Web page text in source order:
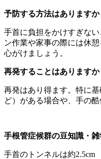
予防する方法はありますか
手首に負担をかけすぎな
ン作業や家事の際には休
心がけましょう。
再発することはありますか
再発はあり得ます。特に
ど）がある場合や、手の
手根管症候群の豆知識・雑
手首のトンネルは約2.5cm